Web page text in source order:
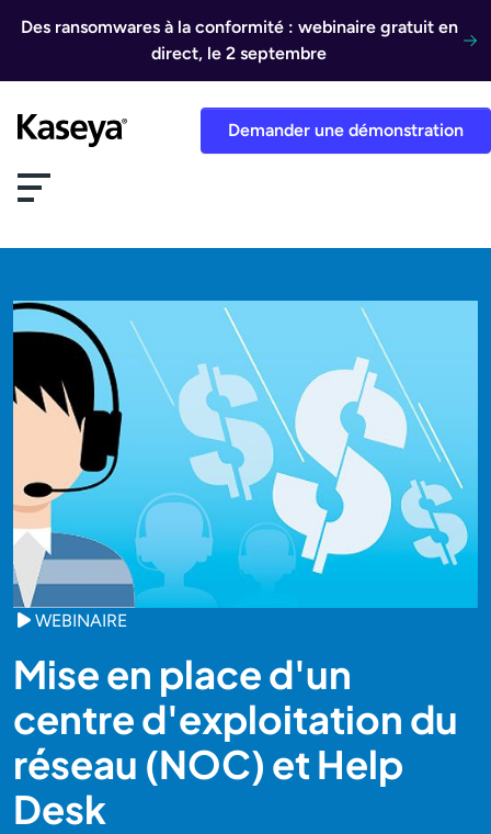
Des ransomwares à la conformité : webinaire gratuit en
direct, le 2 septembre
Demander une démonstration
WEBINAIRE
Mise en place d'un
centre d'exploitation du
réseau (NOC) et Help
Desk